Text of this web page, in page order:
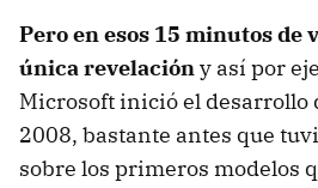
Pero en esos 15 minutos de
única revelacióny así por
Microsoft inició el desarrollo
2008, bastante antes que
sobre los primeros modelos